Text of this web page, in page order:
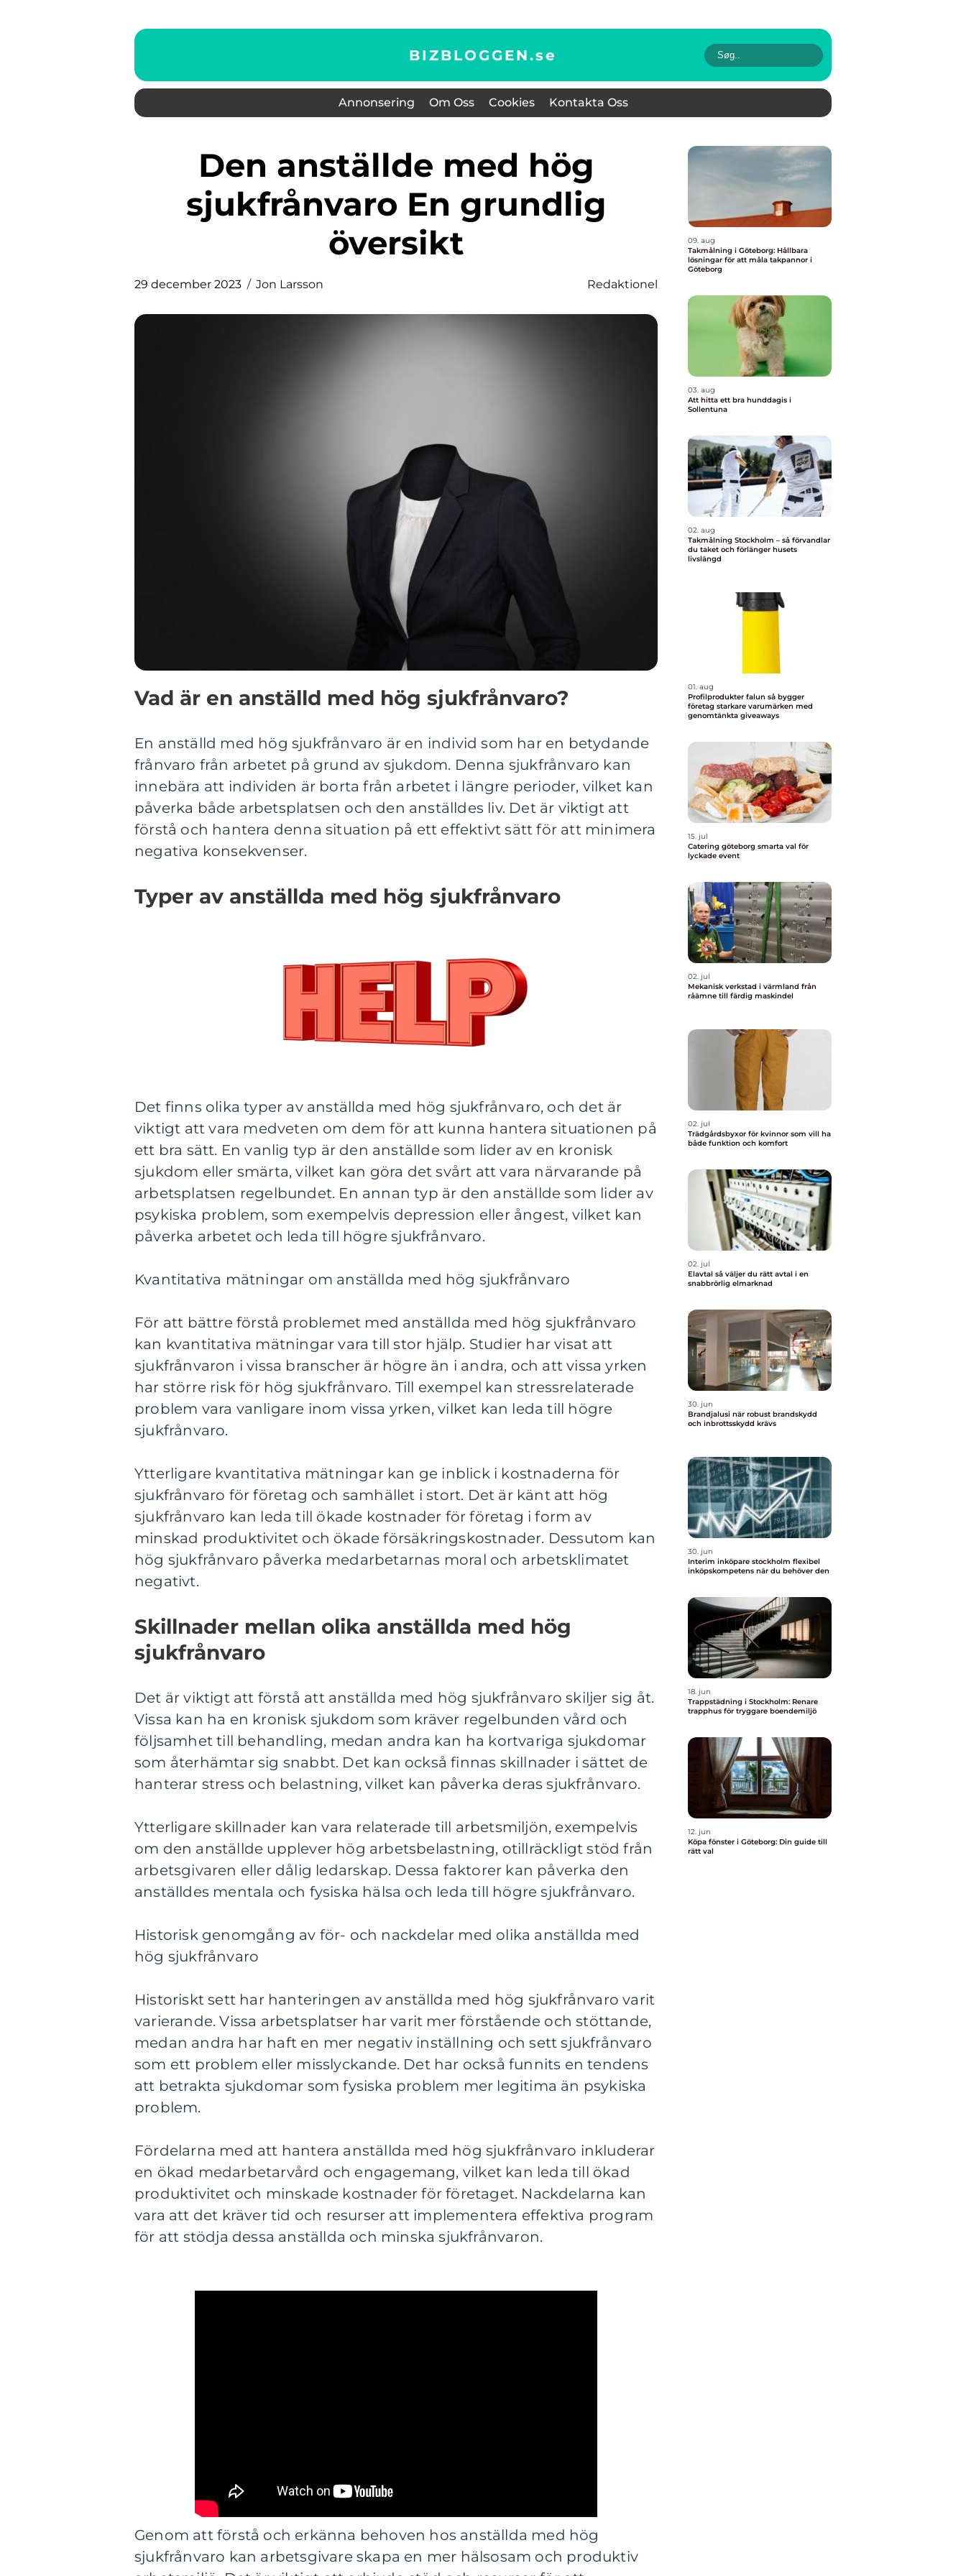
BIZBLOGGEN.se
Annonsering Om Oss Cookies Kontakta Oss
Den anställde med hög
sjukfrånvaro En grundlig
översikt
29 december 2023 Jon Larsson Redaktionel
Vad är en anställd med hög sjukfrånvaro?
En anställd med hög sjukfrånvaro är en individ som har en betydande
frånvaro från arbetet på grund av sjukdom. Denna sjukfrånvaro kan
innebära att individen är borta från arbetet i längre perioder, vilket kan
påverka både arbetsplatsen och den anställdes liv. Det är viktigt att
förstå och hantera denna situation på ett effektivt sätt för att minimera
negativa konsekvenser.
Typer av anställda med hög sjukfrånvaro
Det finns olika typer av anställda med hög sjukfrånvaro, och det är
viktigt att vara medveten om dem för att kunna hantera situationen på
ett bra sätt. En vanlig typ är den anställde som lider av en kronisk
sjukdom eller smärta, vilket kan göra det svårt att vara närvarande på
arbetsplatsen regelbundet. En annan typ är den anställde som lider av
psykiska problem, som exempelvis depression eller ångest, vilket kan
påverka arbetet och leda till högre sjukfrånvaro.
Kvantitativa mätningar om anställda med hög sjukfrånvaro
För att bättre förstå problemet med anställda med hög sjukfrånvaro
kan kvantitativa mätningar vara till stor hjälp. Studier har visat att
sjukfrånvaron i vissa branscher är högre än i andra, och att vissa yrken
har större risk för hög sjukfrånvaro. Till exempel kan stressrelaterade
problem vara vanligare inom vissa yrken, vilket kan leda till högre
sjukfrånvaro.
Ytterligare kvantitativa mätningar kan ge inblick i kostnaderna för
sjukfrånvaro för företag och samhället i stort. Det är känt att hög
sjukfrånvaro kan leda till ökade kostnader för företag i form av
minskad produktivitet och ökade försäkringskostnader. Dessutom kan
hög sjukfrånvaro påverka medarbetarnas moral och arbetsklimatet
negativt.
Skillnader mellan olika anställda med hög
sjukfrånvaro
Det är viktigt att förstå att anställda med hög sjukfrånvaro skiljer sig åt.
Vissa kan ha en kronisk sjukdom som kräver regelbunden vård och
följsamhet till behandling, medan andra kan ha kortvariga sjukdomar
som återhämtar sig snabbt. Det kan också finnas skillnader i sättet de
hanterar stress och belastning, vilket kan påverka deras sjukfrånvaro.
Ytterligare skillnader kan vara relaterade till arbetsmiljön, exempelvis
om den anställde upplever hög arbetsbelastning, otillräckligt stöd från
arbetsgivaren eller dålig ledarskap. Dessa faktorer kan påverka den
anställdes mentala och fysiska hälsa och leda till högre sjukfrånvaro.
Historisk genomgång av för- och nackdelar med olika anställda med
hög sjukfrånvaro
Historiskt sett har hanteringen av anställda med hög sjukfrånvaro varit
varierande. Vissa arbetsplatser har varit mer förstående och stöttande,
medan andra har haft en mer negativ inställning och sett sjukfrånvaro
som ett problem eller misslyckande. Det har också funnits en tendens
att betrakta sjukdomar som fysiska problem mer legitima än psykiska
problem.
Fördelarna med att hantera anställda med hög sjukfrånvaro inkluderar
en ökad medarbetarvård och engagemang, vilket kan leda till ökad
produktivitet och minskade kostnader för företaget. Nackdelarna kan
vara att det kräver tid och resurser att implementera effektiva program
för att stödja dessa anställda och minska sjukfrånvaron.
Genom att förstå och erkänna behoven hos anställda med hög
sjukfrånvaro kan arbetsgivare skapa en mer hälsosam och produktiv
09. aug
Takmålning i Göteborg: Hållbara
lösningar för att måla takpannor i
Göteborg
03. aug
Att hitta ett bra hunddagis i
Sollentuna
02. aug
Takmålning Stockholm – så förvandlar
du taket och förlänger husets
livslängd
01. aug
Profilprodukter falun så bygger
företag starkare varumärken med
genomtänkta giveaways
15. jul
Catering göteborg smarta val för
lyckade event
02. jul
Mekanisk verkstad i värmland från
råämne till färdig maskindel
02. jul
Trädgårdsbyxor för kvinnor som vill ha
både funktion och komfort
02. jul
Elavtal så väljer du rätt avtal i en
snabbrörlig elmarknad
30. jun
Brandjalusi när robust brandskydd
och inbrottsskydd krävs
30. jun
Interim inköpare stockholm flexibel
inköpskompetens när du behöver den
18. jun
Trappstädning i Stockholm: Renare
trapphus för tryggare boendemiljö
12. jun
Köpa fönster i Göteborg: Din guide till
rätt val